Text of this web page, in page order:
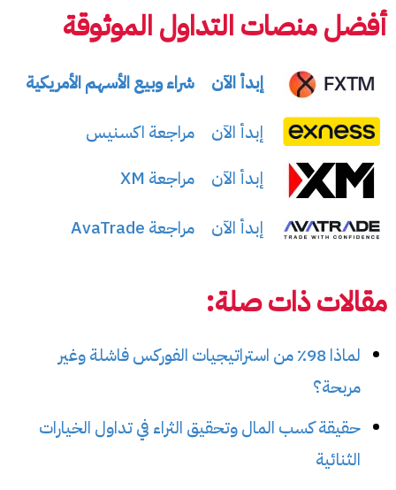
أفضل منصات التداول الموثوقة
إبدأ الآن
شراء وبيع الأسهم الأمريكية
إبدأ الآن
مراجعة اكسنيس
إبدأ الآن
مراجعة XM
إبدأ الآن
مراجعة AvaTrade
مقالات ذات صلة:
لماذا 98٪ من استراتيجيات الفوركس فاشلة وغير
مربحة؟
حقيقة كسب المال وتحقيق الثراء في تداول الخيارات
الثنائية